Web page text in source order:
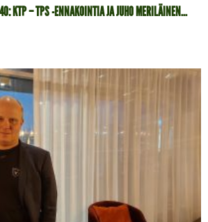
KTP – TPS -ENNAKOINTIA JA JUHO MERILÄINEN...